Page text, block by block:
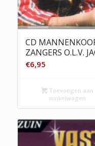
CD
ZANGERS O.L.V.
€6,95
Toevoegen aan
winkelwagen